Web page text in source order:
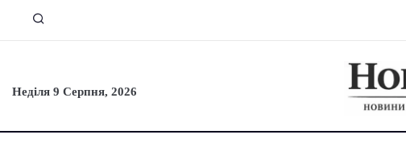
Неділя 9 Серпня, 2026